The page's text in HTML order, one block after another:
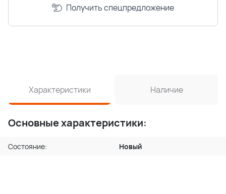
Получить спецпредложение
Характеристики Наличие
Основные характеристики:
Состояние: Новый